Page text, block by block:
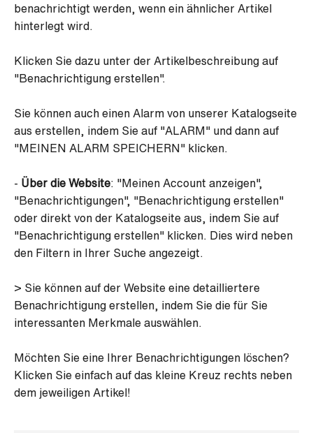
benachrichtigt werden, wenn ein ähnlicher Artikel
hinterlegt wird.
Klicken Sie dazu unter der Artikelbeschreibung auf
"Benachrichtigung erstellen".
Sie können auch einen Alarm von unserer Katalogseite
aus erstellen, indem Sie auf "ALARM" und dann auf
"MEINEN ALARM SPEICHERN" klicken.
- Über die Website: "Meinen Account anzeigen",
"Benachrichtigungen", "Benachrichtigung erstellen"
oder direkt von der Katalogseite aus, indem Sie auf
"Benachrichtigung erstellen" klicken. Dies wird neben
den Filtern in Ihrer Suche angezeigt.
> Sie können auf der Website eine detailliertere
Benachrichtigung erstellen, indem Sie die für Sie
interessanten Merkmale auswählen.
Möchten Sie eine Ihrer Benachrichtigungen löschen?
Klicken Sie einfach auf das kleine Kreuz rechts neben
dem jeweiligen Artikel!